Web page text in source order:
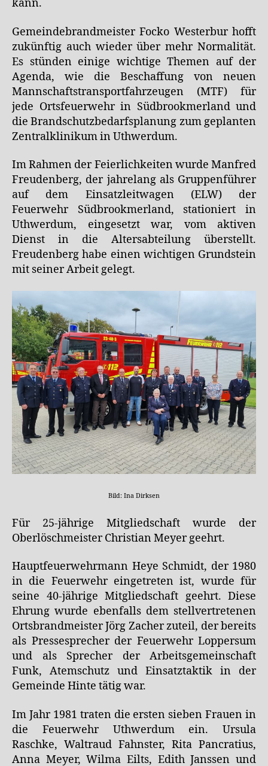
kann.
Gemeindebrandmeister Focko Westerbur hofft
zukünftig auch wieder über mehr Normalität.
Es stünden einige wichtige Themen auf der
Agenda, wie die Beschaffung von neuen
Mannschaftstransportfahrzeugen (MTF) für
jede Ortsfeuerwehr in Südbrookmerland und
die Brandschutzbedarfsplanung zum geplanten
Zentralklinikum in Uthwerdum.
Im Rahmen der Feierlichkeiten wurde Manfred
Freudenberg, der jahrelang als Gruppenführer
auf dem Einsatzleitwagen (ELW) der
Feuerwehr Südbrookmerland, stationiert in
Uthwerdum, eingesetzt war, vom aktiven
Dienst in die Altersabteilung überstellt.
Freudenberg habe einen wichtigen Grundstein
mit seiner Arbeit gelegt.
Bild: Ina Dirksen
Für 25-jährige Mitgliedschaft wurde der
Oberlöschmeister Christian Meyer geehrt.
Hauptfeuerwehrmann Heye Schmidt, der 1980
in die Feuerwehr eingetreten ist, wurde für
seine 40-jährige Mitgliedschaft geehrt. Diese
Ehrung wurde ebenfalls dem stellvertretenen
Ortsbrandmeister Jörg Zacher zuteil, der bereits
als Pressesprecher der Feuerwehr Loppersum
und als Sprecher der Arbeitsgemeinschaft
Funk, Atemschutz und Einsatztaktik in der
Gemeinde Hinte tätig war.
Im Jahr 1981 traten die ersten sieben Frauen in
die Feuerwehr Uthwerdum ein. Ursula
Raschke, Waltraud Fahnster, Rita Pancratius,
Anna Meyer, Wilma Eilts, Edith Janssen und